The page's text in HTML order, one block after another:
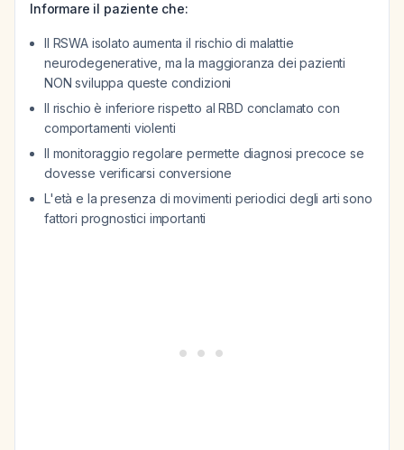
Informare il paziente che:
Il RSWA isolato aumenta il rischio di malattie
neurodegenerative, ma la maggioranza dei pazienti
NON sviluppa queste condizioni
Il rischio è inferiore rispetto al RBD conclamato con
comportamenti violenti
Il monitoraggio regolare permette diagnosi precoce se
dovesse verificarsi conversione
L'età e la presenza di movimenti periodici degli arti sono
fattori prognostici importanti